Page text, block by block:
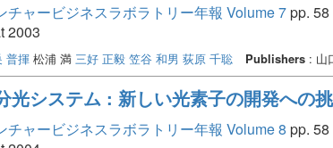
チャービジネスラボラトリー年報 Volume 7pp. 58
2003
普揮 松浦 満 三好 正毅 笠谷 和男 荻原 千聡 Publishers : 山
光システム : 新しい光素子の開発への
チャービジネスラボラトリー年報 Volume 8 pp. 58